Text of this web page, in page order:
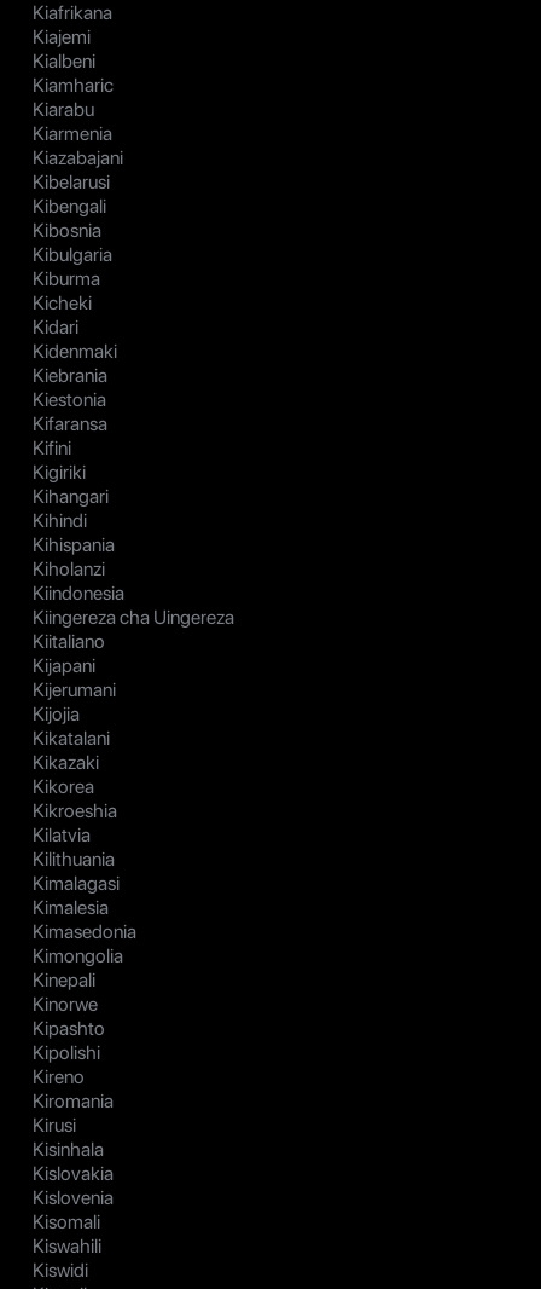
Kiafrikana
Kiajemi
Kialbeni
Kiamharic
Kiarabu
Kiarmenia
Kiazabajani
Kibelarusi
Kibengali
Kibosnia
Kibulgaria
Kiburma
Kicheki
Kidari
Kidenmaki
Kiebrania
Kiestonia
Kifaransa
Kifini
Kigiriki
Kihangari
Kihindi
Kihispania
Kiholanzi
Kiindonesia
Kiingereza cha Uingereza
Kiitaliano
Kijapani
Kijerumani
Kijojia
Kikatalani
Kikazaki
Kikorea
Kikroeshia
Kilatvia
Kilithuania
Kimalagasi
Kimalesia
Kimasedonia
Kimongolia
Kinepali
Kinorwe
Kipashto
Kipolishi
Kireno
Kiromania
Kirusi
Kisinhala
Kislovakia
Kislovenia
Kisomali
Kiswahili
Kiswidi